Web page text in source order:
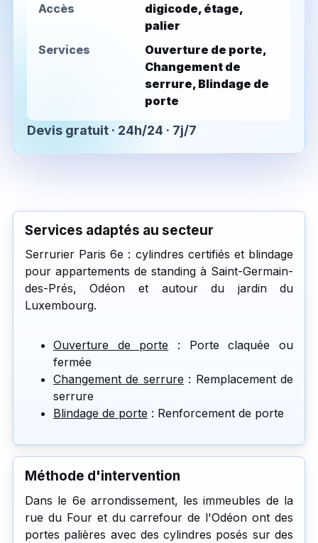
Accès
digicode, étage,
palier
Services
Ouverture de porte,
Changement de
serrure, Blindage de
porte
Devis gratuit · 24h/24 · 7j/7
Services adaptés au secteur
Serrurier Paris 6e : cylindres certifiés et blindage
pour appartements de standing à Saint-Germain-
des-Prés, Odéon et autour du jardin du
Luxembourg.
Ouverture de porte : Porte claquée ou
fermée
Changement de serrure : Remplacement de
serrure
Blindage de porte : Renforcement de porte
Méthode d'intervention
Dans le 6e arrondissement, les immeubles de la
rue du Four et du carrefour de l'Odéon ont des
portes palières avec des cylindres posés sur des